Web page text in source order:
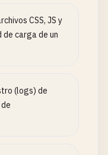
CSS, JS y
carga de un
(logs) de